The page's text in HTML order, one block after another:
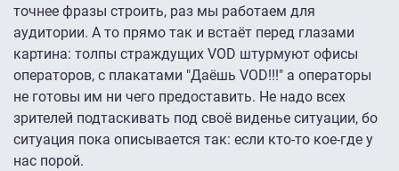
точнее фразы строить, раз мы работаем для
аудитории. А то прямо так и встаёт перед глазами
картина: толпы страждущих VOD штурмуют офисы
операторов, с плакатами "Даёшь VOD!!!" а операторы
не готовы им ни чего предоставить. Не надо всех
зрителей подтаскивать под своё виденье ситуации, бо
ситуация пока описывается так: если кто-то кое-где у
нас порой.